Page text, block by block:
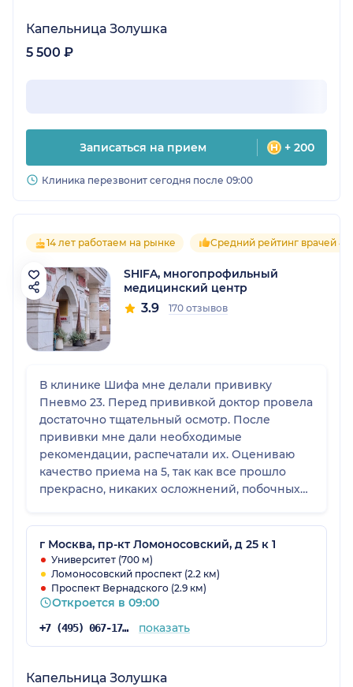
Капельница Золушка
5 500 ₽
Записаться на прием + 200
Клиника перезвонит сегодня после 09:00
14 лет работаем на рынке Средний рейтинг врачей 4.8
SHIFA, многопрофильный
медицинский центр
3.9 170 отзывов
В клинике Шифа мне делали прививку
Пневмо 23. Перед прививкой доктор провела
достаточно тщательный осмотр. После
прививки мне дали необходимые
рекомендации, распечатали их. Оцениваю
качество приема на 5, так как все прошло
прекрасно, никаких осложнений, побочных
всем устроила.
г Москва, пр-кт Ломоносовский, д 25 к 1
Университет (700 м)
Ломоносовский проспект (2.2 км)
Проспект Вернадского (2.9 км)
Откроется в 09:00
+7 (495) 067-17-60 показать
Капельница Золушка